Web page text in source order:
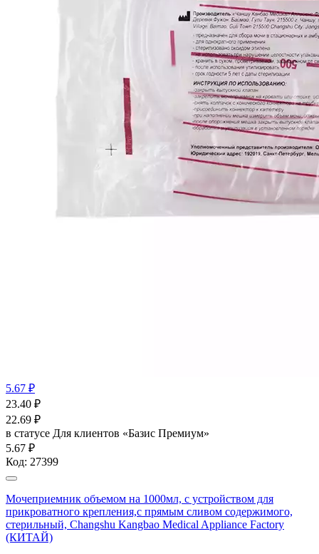
5.67 ₽
23.40 ₽
22.69 ₽
в статусе Для клиентов «Базис Премиум»
5.67 ₽
Код: 27399
Мочеприемник объемом на 1000мл, с устройством для
прикроватного крепления,с прямым сливом содержимого,
стерильный, Changshu Kangbao Medical Appliance Factory
(КИТАЙ)